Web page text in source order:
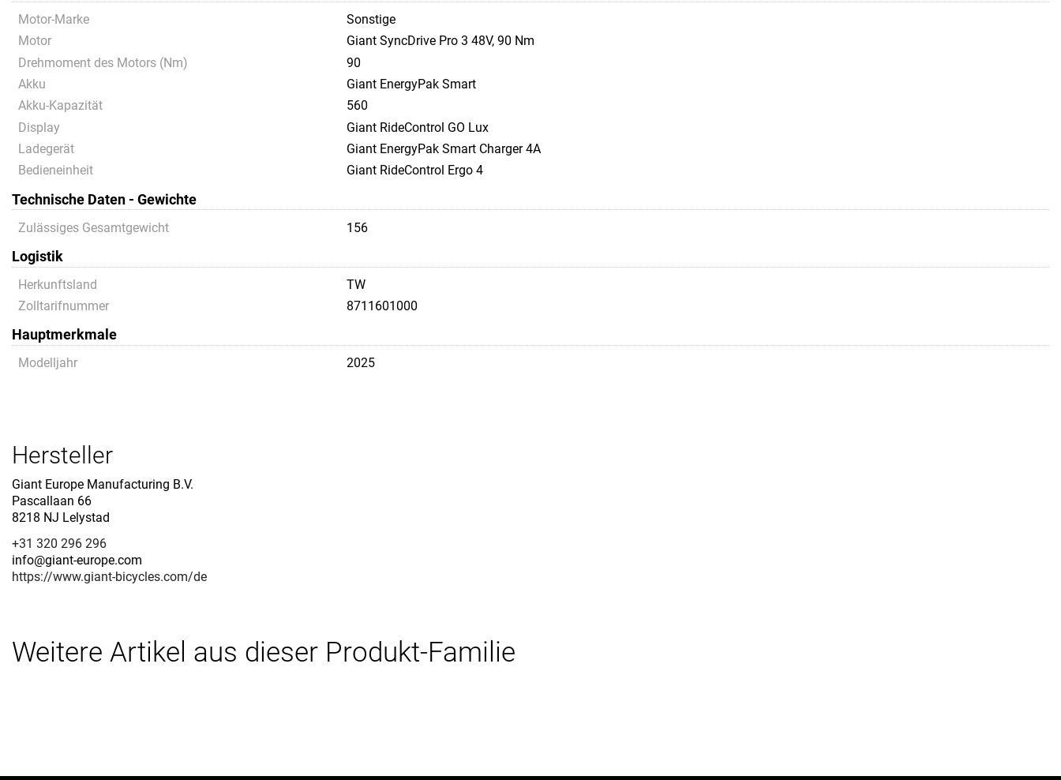
Motor-Marke
Sonstige
Motor
Giant SyncDrive Pro 3 48V, 90 Nm
Drehmoment des Motors (Nm)
90
Akku
Giant EnergyPak Smart
Akku-Kapazität
560
Display
Giant RideControl GO Lux
Ladegerät
Giant EnergyPak Smart Charger 4A
Bedieneinheit
Giant RideControl Ergo 4
Technische Daten - Gewichte
Zulässiges Gesamtgewicht 156
Logistik
Herkunftsland
TW
Zolltarifnummer
8711601000
Hauptmerkmale
Modelljahr 2025
Hersteller
Giant Europe Manufacturing B.V.
Pascallaan 66
8218 NJ Lelystad
+31 320 296 296
info@giant-europe.com
https://www.giant-bicycles.com/de
Weitere Artikel aus dieser Produkt-Familie